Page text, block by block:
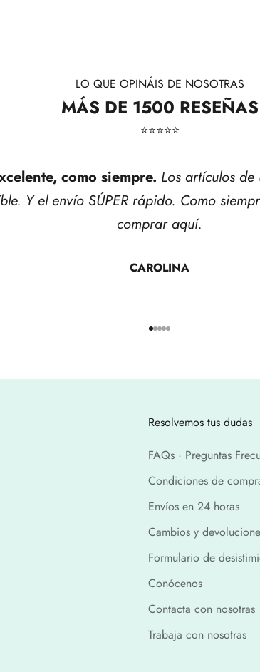
LO QUE OPINÁIS DE NOSOTRAS
MÁS DE 1500 RESEÑAS
⭐​⭐​⭐​⭐​⭐​
como siempre. Los artículos
Y el envío SÚPER rápido. Como
comprar aquí.
CAROLINA
Ir al artículo 1
Ir al artículo 2
Ir al artículo 3
Ir al artículo 4
Ir al artículo 5
Resolvemos tus dudas
FAQs · Preguntas
Condiciones de
Envíos en 24 horas
Cambios y
Formulario de
Conócenos
Contacta con nosotras
Trabaja con nosotras